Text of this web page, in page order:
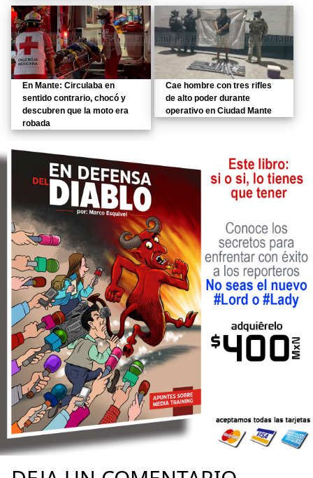
En Mante: Circulaba en
sentido contrario, chocó y
descubren que la moto era
robada
Cae hombre con tres rifles
de alto poder durante
operativo en Ciudad Mante